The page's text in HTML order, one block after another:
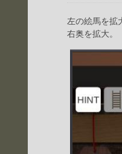
左の絵馬を拡
右奥を拡大。